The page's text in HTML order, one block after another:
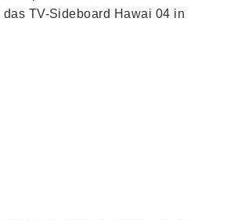
TV-Sideboard Hawai 04 in